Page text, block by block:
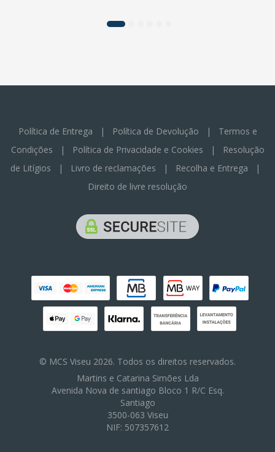
Política de Entrega | Política de Devolução | Termos e
Condições | Política de Privacidade e Cookies |
Resolução
de Litígios | Livro de reclamações | Recolha e Entrega |
Direito de livre resolução
© MCS Viseu 2026. Todos os direitos reservados.
Martins e Catarina Simões Lda
Avenida Nova de santiago Bloco 1 R/C Esq.
Santiago
3500-063 Viseu
NIF: 507357612